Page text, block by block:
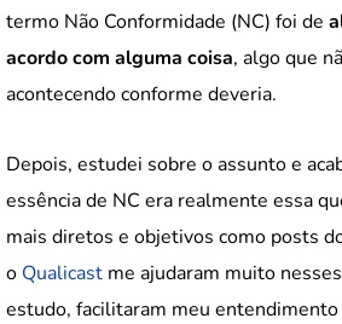
termo Não Conformidade (NC) foi de
acordo com alguma coisa, algo que
acontecendo conforme deveria.
Depois, estudei sobre o assunto e
essência de NC era realmente essa
mais diretos e objetivos como posts
o Qualicast me ajudaram muito
estudo, facilitaram meu entendimento